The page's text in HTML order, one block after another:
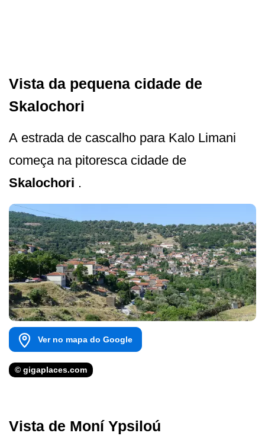
Vista da pequena cidade de
Skalochori
A estrada de cascalho para Kalo Limani
começa na pitoresca cidade de
Skalochori .
Ver no mapa do Google
© gigaplaces.com
Vista de Moní Ypsiloú